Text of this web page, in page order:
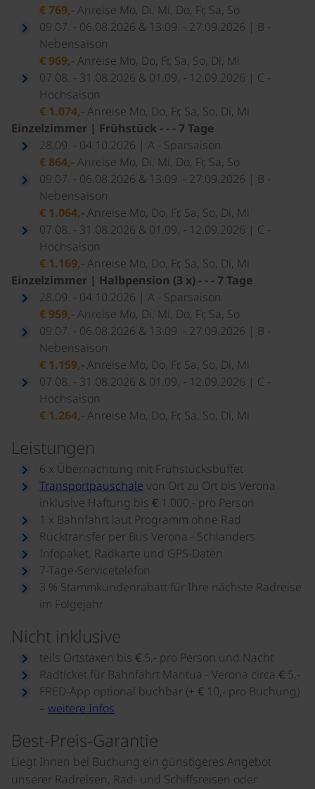
€ 769,-Anreise Mo, Di, Mi, Do, Fr, Sa, So
09.07. - 06.08.2026 & 13.09. - 27.09.2026 | B -
Nebensaison
€ 969,-Anreise Mo, Do, Fr, Sa, So, Di, Mi
07.08. - 31.08.2026 & 01.09. - 12.09.2026 | C -
Hochsaison
€ 1.074,-Anreise Mo, Do, Fr, Sa, So, Di, Mi
Einzelzimmer | Frühstück - - - 7 Tage
28.09. - 04.10.2026 | A - Sparsaison
€ 864,-Anreise Mo, Di, Mi, Do, Fr, Sa, So
09.07. - 06.08.2026 & 13.09. - 27.09.2026 | B -
Nebensaison
€ 1.064,-Anreise Mo, Do, Fr, Sa, So, Di, Mi
07.08. - 31.08.2026 & 01.09. - 12.09.2026 | C -
Hochsaison
€ 1.169,-Anreise Mo, Do, Fr, Sa, So, Di, Mi
Einzelzimmer | Halbpension (3 x) - - - 7 Tage
28.09. - 04.10.2026 | A - Sparsaison
€ 959,-Anreise Mo, Di, Mi, Do, Fr, Sa, So
09.07. - 06.08.2026 & 13.09. - 27.09.2026 | B -
Nebensaison
€ 1.159,-Anreise Mo, Do, Fr, Sa, So, Di, Mi
07.08. - 31.08.2026 & 01.09. - 12.09.2026 | C -
Hochsaison
€ 1.264,-Anreise Mo, Do, Fr, Sa, So, Di, Mi
Leistungen
6 x Übernachtung mit Frühstücksbuffet
Transportpauschale von Ort zu Ort bis Verona
inklusive Haftung bis € 1.000,- pro Person
1 x Bahnfahrt laut Programm ohne Rad
Rücktransfer per Bus Verona - Schlanders
Infopaket, Radkarte und GPS-Daten
7-Tage-Servicetelefon
3 % Stammkundenrabatt für Ihre nächste Radreise
im Folgejahr
Nicht inklusive
teils Ortstaxen bis € 5,- pro Person und Nacht
Radticket für Bahnfahrt Mantua - Verona circa € 5,-
FRED-App optional buchbar (+ € 10,- pro Buchung)
– weitere Infos
Best-Preis-Garantie
Liegt Ihnen bei Buchung ein günstigeres Angebot
unserer Radreisen, Rad- und Schiffsreisen oder